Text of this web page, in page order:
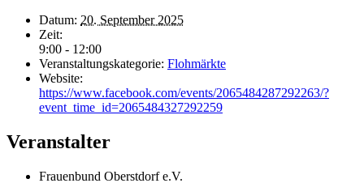
Datum: 20. September 2025
Zeit:
9:00 - 12:00
Veranstaltungskategorie: Flohmärkte
Website:
https://www.facebook.com/events/2065484287292263/?
event_time_id=2065484327292259
Veranstalter
Frauenbund Oberstdorf e.V.